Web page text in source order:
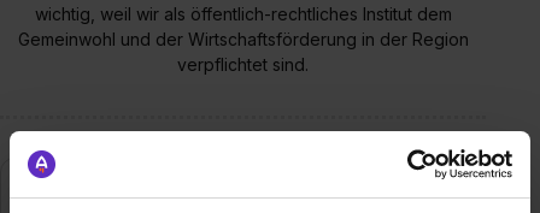
wichtig, weil wir als öffentlich-rechtliches Institut dem
Gemeinwohl und der Wirtschaftsförderung in der Region
verpflichtet sind.